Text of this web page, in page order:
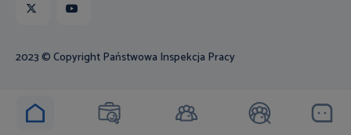
2023 © Copyright Państwowa Inspekcja Pracy